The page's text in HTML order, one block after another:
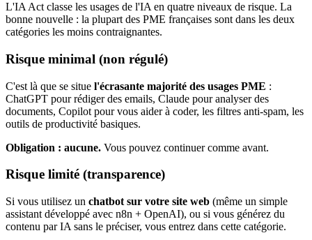
L'IA Act classe les usages de l'IA en quatre niveaux de risque. La
bonne nouvelle : la plupart des PME françaises sont dans les deux
catégories les moins contraignantes.
Risque minimal (non régulé)
C'est là que se situe l'écrasante majorité des usages PME :
ChatGPT pour rédiger des emails, Claude pour analyser des
documents, Copilot pour vous aider à coder, les filtres anti-spam, les
outils de productivité basiques.
Obligation : aucune. Vous pouvez continuer comme avant.
Risque limité (transparence)
Si vous utilisez un chatbot sur votre site web (même un simple
assistant développé avec n8n + OpenAI), ou si vous générez du
contenu par IA sans le préciser, vous entrez dans cette catégorie.